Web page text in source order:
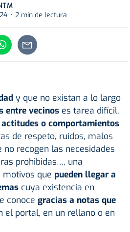
2 min de lectura
y que no existan a lo largo
entre vecinos es tarea difícil,
actitudes o comportamientos
de respeto, ruidos, malos
no recogen las necesidades
prohibidas…, una
que pueden llegar a
cuya existencia en
conoce gracias a notas que
el portal, en un rellano o en